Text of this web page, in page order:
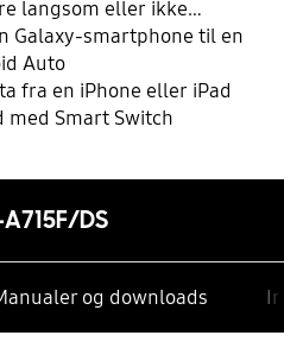
langsom eller ikke
Galaxy-smartphone til en
Auto
fra en iPhone eller iPad
med Smart Switch
DS
og downloads